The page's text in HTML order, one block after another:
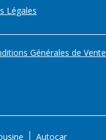
Légales
Générales de Vente
Autocar